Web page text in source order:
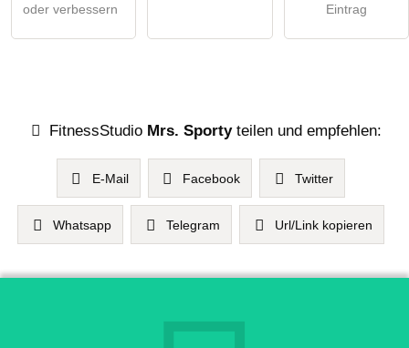
oder verbessern
Eintrag
FitnessStudio Mrs. Sportyteilen und empfehlen:
E-Mail Facebook Twitter
Whatsapp Telegram Url/Link kopieren